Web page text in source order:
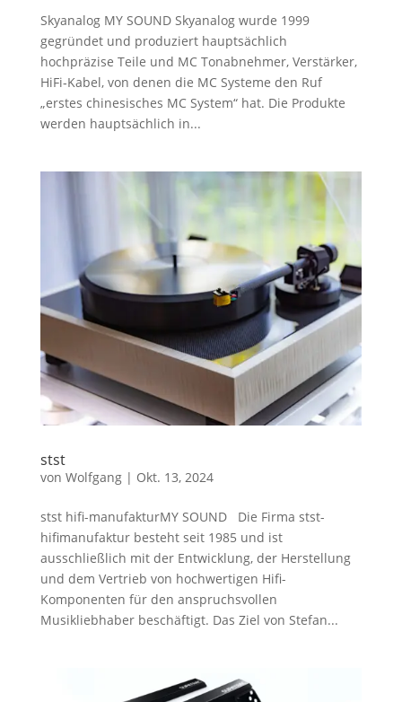
Skyanalog MY SOUND Skyanalog wurde 1999
gegründet und produziert hauptsächlich
hochpräzise Teile und MC Tonabnehmer, Verstärker,
HiFi‐Kabel, von denen die MC Systeme den Ruf
„erstes chinesisches MC System“ hat. Die Produkte
werden hauptsächlich in...
stst
von Wolfgang| Okt. 13, 2024
stst hifi-manufakturMY SOUND Die Firma stst-
hifimanufaktur besteht seit 1985 und ist
ausschließlich mit der Entwicklung, der Herstellung
und dem Vertrieb von hochwertigen Hifi-
Komponenten für den anspruchsvollen
Musikliebhaber beschäftigt. Das Ziel von Stefan...